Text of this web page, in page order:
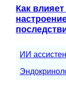
Как
ИИ